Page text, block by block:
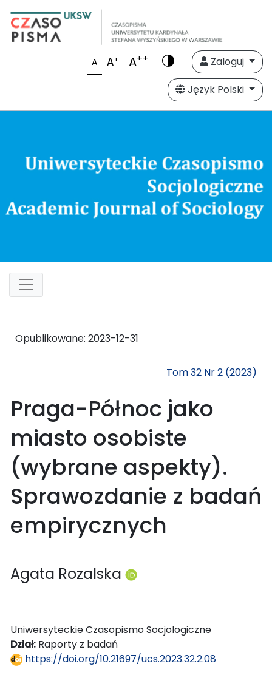
A A+ A++
Zaloguj
Język Polski
Opublikowane: 2023-12-31
Tom 32 Nr 2 (2023)
Praga-Północ jako
miasto osobiste
(wybrane aspekty).
Sprawozdanie z badań
empirycznych
Agata Rozalska
Uniwersyteckie Czasopismo Socjologiczne
Dział: Raporty z badań
https://doi.org/10.21697/ucs.2023.32.2.08